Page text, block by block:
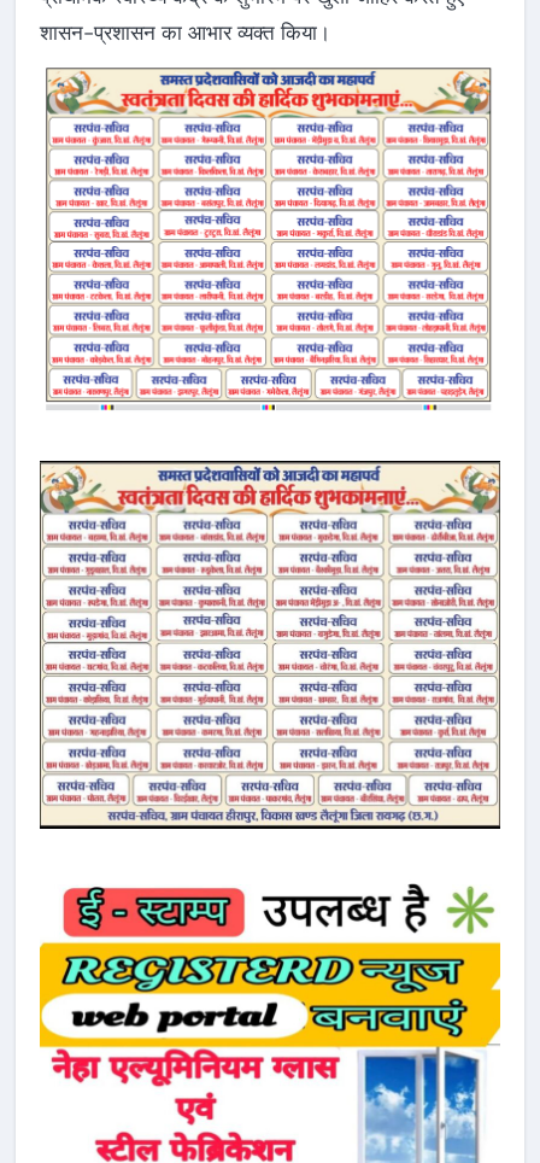
शासन-प्रशासन का आभार व्यक्त किया।